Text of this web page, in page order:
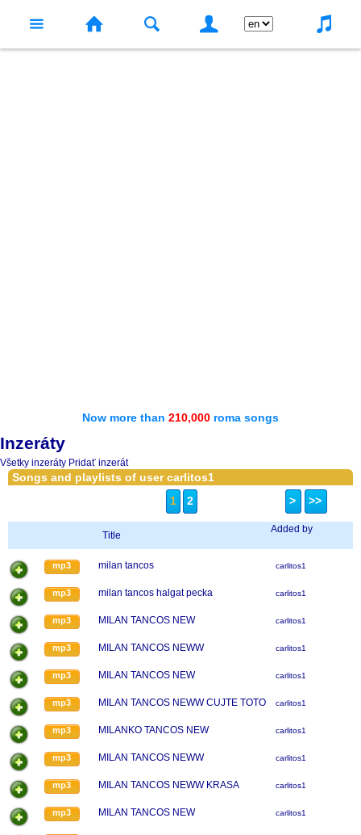
Now more than 210,000 roma songs
Inzeráty
Všetky inzeráty Pridať inzerát
Songs and playlists of user carlitos1
1
2 > >>
Title
Added by
mp3 milan tancos carlitos1
mp3 milan tancos halgat pecka carlitos1
mp3 MILAN TANCOS NEW carlitos1
mp3 MILAN TANCOS NEWW carlitos1
mp3 MILAN TANCOS NEW carlitos1
mp3 MILAN TANCOS NEWW CUJTE TOTO carlitos1
mp3 MILANKO TANCOS NEW carlitos1
mp3 MILAN TANCOS NEWW carlitos1
mp3 MILAN TANCOS NEWW KRASA carlitos1
mp3 MILAN TANCOS NEW carlitos1